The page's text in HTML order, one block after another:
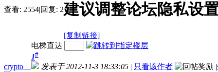
查看: 2554|回复: 2建议调整论坛隐私设
[复制链接]
crypto__
电梯直达
1#
发表于 2012-11-3 18:33:05 | 只看该作者 |